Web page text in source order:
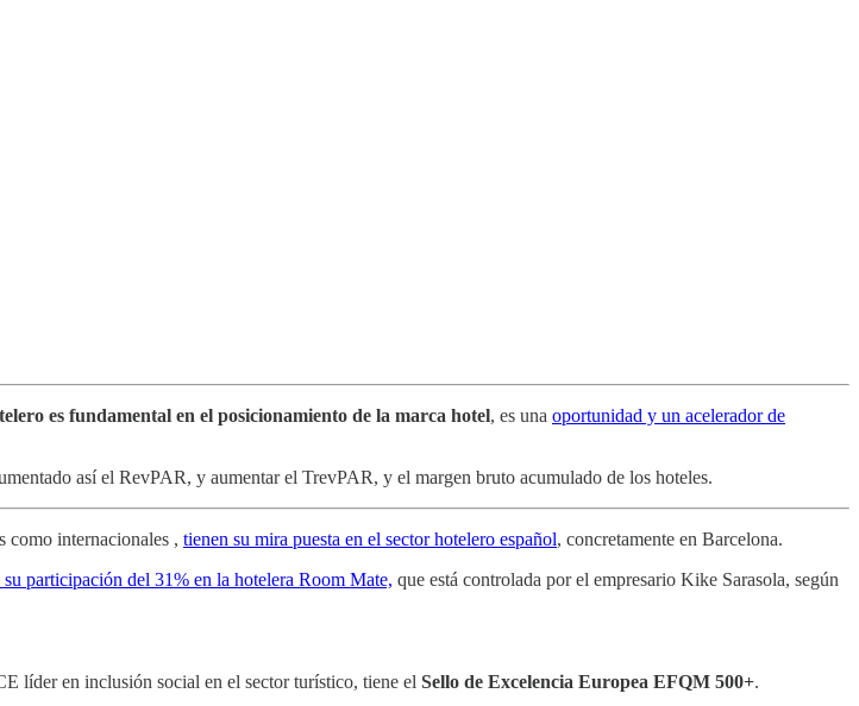
es fundamental en el posicionamiento de la marca hotel, es una oportunidad y un acelerador de
así el RevPAR, y aumentar el TrevPAR, y el margen bruto acumulado de los hoteles.
como internacionales , tienen su mira puesta en el sector hotelero español, concretamente en Barcelona.
su participación del 31% en la hotelera Room Mate, que está controlada por el empresario Kike Sarasola, según
líder en inclusión social en el sector turístico, tiene el Sello de Excelencia Europea EFQM 500+.